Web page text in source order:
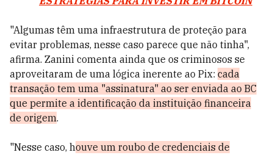
"Algumas têm uma infraestrutura de proteção para
evitar problemas, nesse caso parece que não tinha",
afirma. Zanini comenta ainda que os criminosos se
aproveitaram de uma lógica inerente ao Pix: cada
transação tem uma "assinatura" ao ser enviada ao BC
que permite a identificação da instituição financeira
de origem.
"Nesse caso, houve um roubo de credenciais de